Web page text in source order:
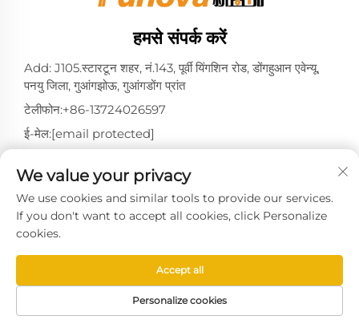
हमसे संपर्क करें
Add: J105.स्टारटून शहर, नं.143, पूर्वी यिंगशिन रोड, डोंगहुआन एवेन्यू,
पनयु जिला, गुआंगझोऊ, गुआंगडोंग प्रांत
टेलीफोन:+86-13724026597
ई-मेल:[email protected]
गुआंगझोउ ज़िनयिंगजिया सिस्टम टेक्नोलॉजी कंपनी लिमिटेड के © 2025
कॉपीराइट द्वारा - गोपनीयता नीति
We value your privacy
We use cookies and similar tools to provide our services.
If you don't want to accept all cookies, click Personalize
cookies.
Personalize cookies
Accept all